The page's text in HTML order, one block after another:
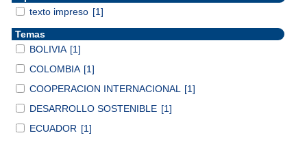
texto impreso [1]
Temas
BOLIVIA [1]
COLOMBIA [1]
COOPERACION INTERNACIONAL
[1]
DESARROLLO SOSTENIBLE [1]
ECUADOR [1]